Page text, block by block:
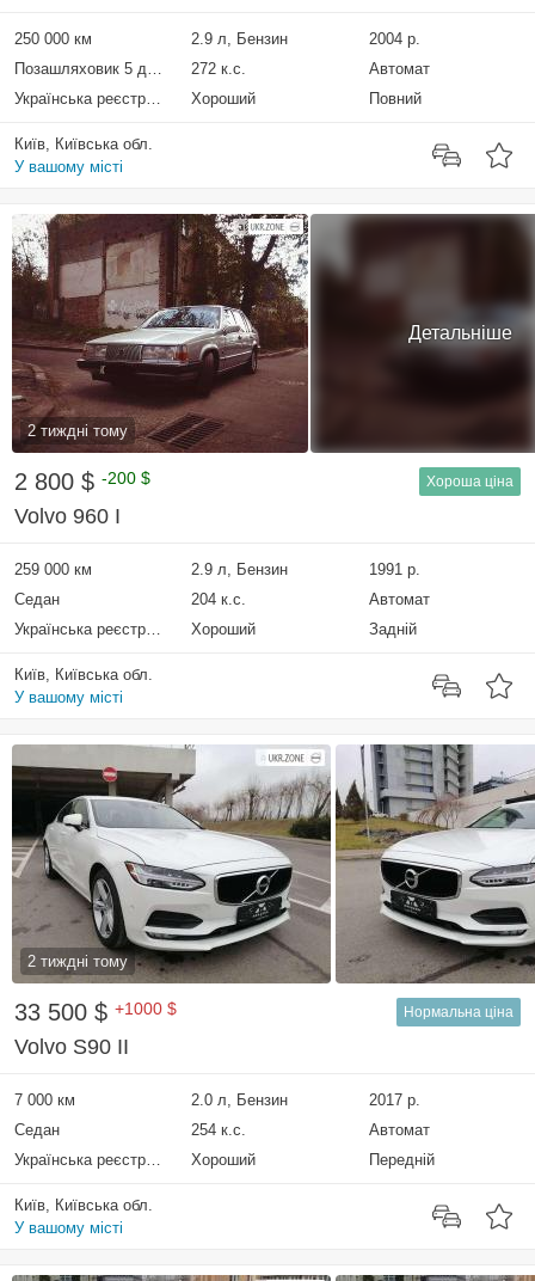
250 000 км 2.9 л, Бензин
2004 р.
Позашляховик 5 дверей
272 к.с.
Автомат
Українська реєстрація
Хороший Повний
Київ, Київська обл.
У вашому місті
2 тиждні тому
Детальніше
2 800 $ -200 $ Хороша ціна
Volvo 960 I
259 000 км 2.9 л, Бензин
1991 р.
Седан
204 к.с.
Автомат
Українська реєстрація
Хороший Задній
Київ, Київська обл.
У вашому місті
2 тиждні тому
33 500 $ +1000 $ Нормальна ціна
Volvo S90 II
7 000 км 2.0 л, Бензин
2017 р.
Седан
254 к.с.
Автомат
Українська реєстрація
Хороший Передній
Київ, Київська обл.
У вашому місті